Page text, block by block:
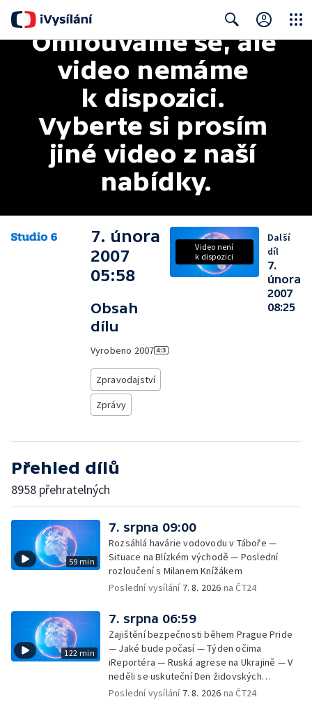
Search
Omlouváme se, ale
video nemáme
k dispozici.
Vyberte si prosím
jiné video z naší
nabídky.
7. února
2007
05:58
Obsah
dílu
Vyrobeno 2007
Zpravodajství
Zprávy
Video není
k dispozici
Další
díl
7.
února
2007
08:25
Přehled dílů
8958 přehratelných
59 min
7. srpna 09:00
Rozsáhlá havárie vodovodu v Táboře —
Situace na Blízkém východě — Poslední
rozloučení s Milanem Knížákem
Poslední vysílání 7. 8. 2026 na ČT24
122 min
7. srpna 06:59
Zajištění bezpečnosti během Prague Pride
— Jaké bude počasí — Týden očima
iReportéra — Ruská agrese na Ukrajině — V
neděli se uskuteční Den židovských
památek — Vila Tugendhat slaví 25 let na
Poslední vysílání 7. 8. 2026 na ČT24